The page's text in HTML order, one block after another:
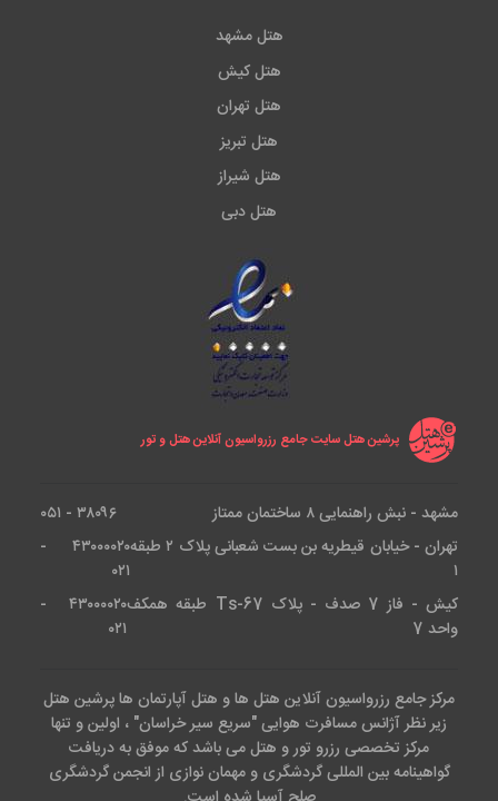
هتل مشهد
هتل کیش
هتل تهران
هتل تبریز
هتل شیراز
هتل دبی
پرشین هتل سایت جامع رزرواسیون آنلاین هتل و تور
مشهد - نبش راهنمایی ۸ ساختمان ممتاز
۳۸۰۹۶ - ۰۵۱
تهران - خیابان قیطریه بن بست شعبانی پلاک ۲ طبقه
۱
۴۳۰۰۰۰۲۰ -
۰۲۱
کیش - فاز 7 صدف - پلاک Ts-67 طبقه همکف
واحد 7
۴۳۰۰۰۰۲۰ -
۰۲۱
مرکز جامع رزرواسیون آنلاین هتل ها و هتل آپارتمان ها پرشین هتل
زیر نظر آژانس مسافرت هوایی "سریع سیر خراسان" ، اولین و تنها
مرکز تخصصی رزرو تور و هتل می باشد که موفق به دریافت
گواهینامه بین المللی گردشگری و مهمان نوازی از انجمن گردشگری